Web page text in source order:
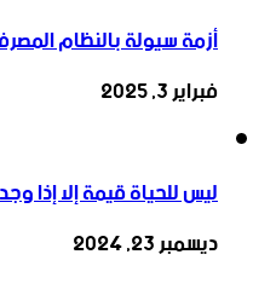
أزمة سيولة بالنظام
فبراير 3, 2025
ليس للحياة قيمة إلا إذا
ديسمبر 23, 2024